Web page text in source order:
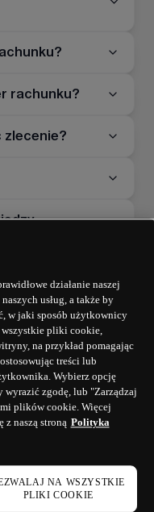
rachunku?
zlecenie?
jeśli
historii
swój rachunek
internetową i
na
działanie naszej
usług, a także by
w jaki sposób użytkownicy
wszystkie pliki cookie,
na przykład pomagając
treści lub
Wybierz opcję
zgodę, lub "Zarządzaj
plików cookie. Więcej
z naszą stroną Polityka
NA WSZYSTKIE
PLIKI COOKIE